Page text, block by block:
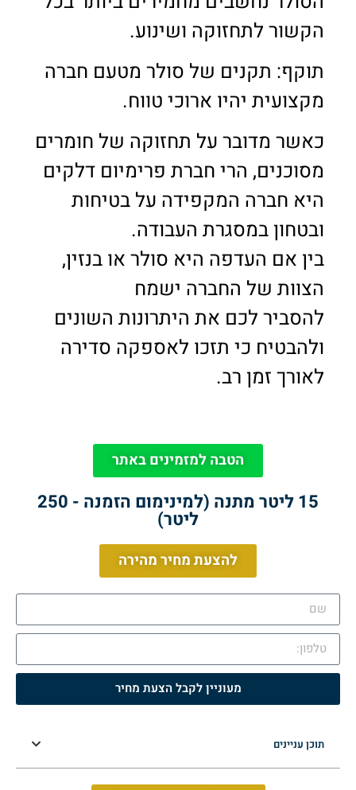
הקשור לתחזוקה ושינוע.
תוקף: תקנים של סולר מטעם חברה
מקצועית יהיו ארוכי טווח.
כאשר מדובר על תחזוקה של חומרים
מסוכנים, הרי חברת פרימיום דלקים
היא חברה המקפידה על בטיחות
ובטחון במסגרת העבודה.
בין אם העדפה היא סולר או בנזין,
הצוות של החברה ישמח
להסביר לכם את היתרונות השונים
ולהבטיח כי תזכו לאספקה סדירה
לאורך זמן רב.
הטבה למזמינים באתר
15 ליטר מתנה (למינימום הזמנה - 250
ליטר)
להצעת מחיר מהירה
מעוניין לקבל הצעת מחיר
תוכן עניינים